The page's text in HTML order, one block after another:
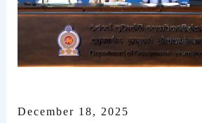
December 18, 2025